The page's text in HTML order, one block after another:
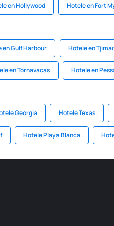
en Hollywood Hotele en Fort
en Gulf Harbour Hotele en
en Tornavacas Hotele en
Georgia Hotele Texas
Hotele Playa Blanca